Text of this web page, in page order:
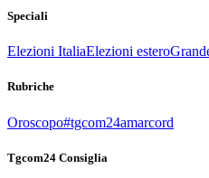
Speciali
Elezioni ItaliaElezioni estero
Rubriche
Oroscopo#tgcom24amarcord
Tgcom24 Consiglia